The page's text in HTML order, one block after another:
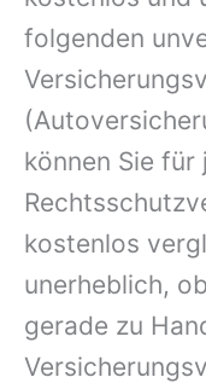
folgenden
können Sie für
kostenlos
unerheblich,
gerade zu